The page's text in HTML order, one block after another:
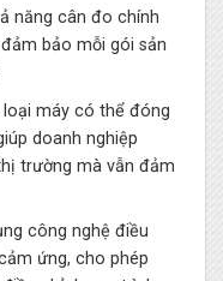
năng cân đo chính
bảo mỗi gói sản
loại máy có thể đóng
doanh nghiệp
trường mà vẫn đảm
công nghệ điều
ứng, cho phép